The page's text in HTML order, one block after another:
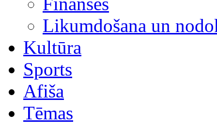
Likumdošana un
Kultūra
Sports
Afiša
Tēmas